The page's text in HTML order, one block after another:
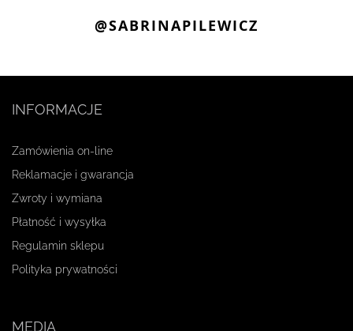
@SABRINAPILEWICZ
INFORMACJE
Zamówienia on-line
Reklamacje i gwarancja
Zwroty i wymiana
Płatność i wysyłka
Regulamin sklepu
Polityka prywatności
MEDIA